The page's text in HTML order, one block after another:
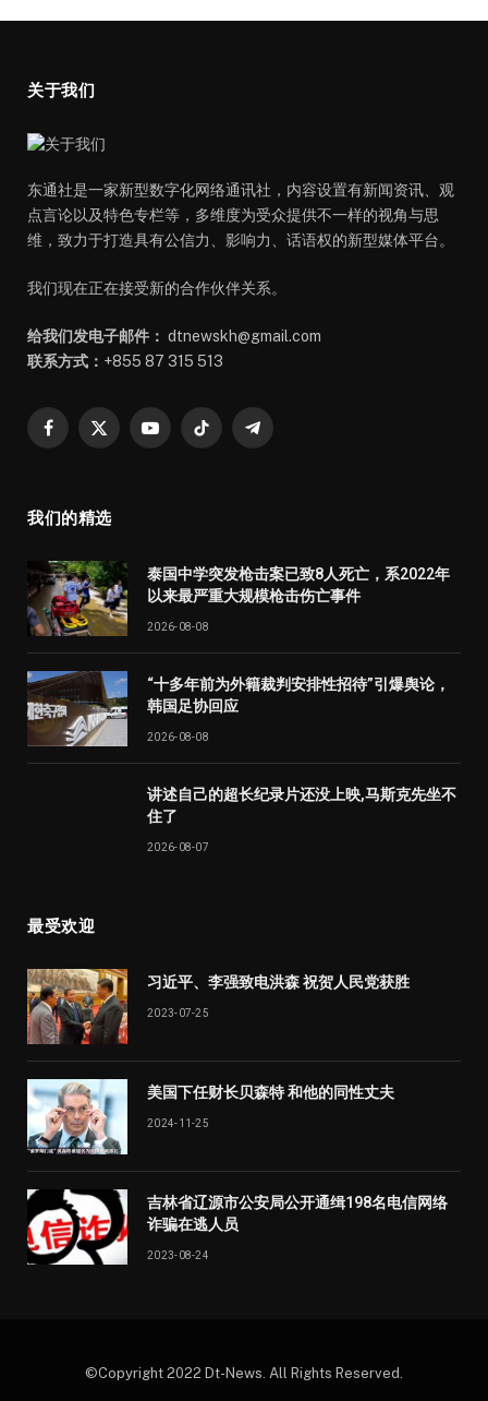
关于我们
东通社是一家新型数字化网络通讯社，内容设置有新闻资讯、观
点言论以及特色专栏等，多维度为受众提供不一样的视角与思
维，致力于打造具有公信力、影响力、话语权的新型媒体平台。
我们现在正在接受新的合作伙伴关系。
给我们发电子邮件： dtnewskh@gmail.com
联系方式： +855 87 315 513
Facebook
X
YouTubeTikTok Telegram
我们的精选
泰国中学突发枪击案已致8人死亡，系2022年
以来最严重大规模枪击伤亡事件
2026-08-08
“十多年前为外籍裁判安排性招待”引爆舆论，
韩国足协回应
2026-08-08
讲述自己的超长纪录片还没上映,马斯克先坐不
住了
2026-08-07
最受欢迎
习近平、李强致电洪森 祝贺人民党获胜
2023-07-25
美国下任财长贝森特 和他的同性丈夫
2024-11-25
吉林省辽源市公安局公开通缉198名电信网络
诈骗在逃人员
2023-08-24
©Copyright 2022 Dt-News. All Rights Reserved.